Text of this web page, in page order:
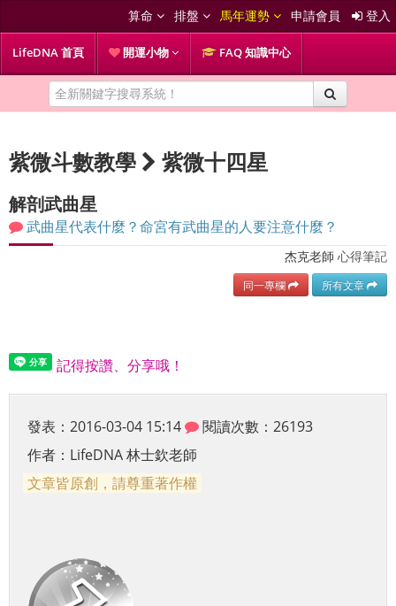
算命 排盤 馬年運勢 申請會員 登入
LifeDNA 首頁 開運小物 FAQ 知識中心
紫微斗數教學 紫微十四星
解剖武曲星
武曲星代表什麼？命宮有武曲星的人要注意什麼？
杰克老師 心得筆記
同一專欄 所有文章
記得按讚、分享哦！
發表：2016-03-04 15:14
閱讀次數：26193
作者： LifeDNA 林士欽老師
文章皆原創，請尊重著作權